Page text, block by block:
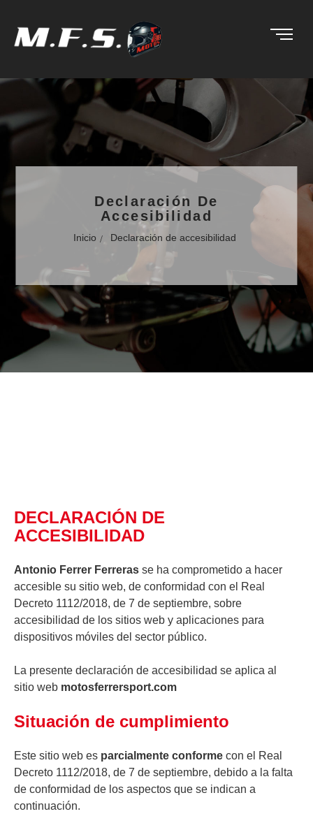
Declaración De
Accesibilidad
Inicio Declaración de accesibilidad
DECLARACIÓN DE
ACCESIBILIDAD
Antonio Ferrer Ferreras se ha comprometido a hacer
accesible su sitio web, de conformidad con el Real
Decreto 1112/2018, de 7 de septiembre, sobre
accesibilidad de los sitios web y aplicaciones para
dispositivos móviles del sector público.
La presente declaración de accesibilidad se aplica al
sitio web motosferrersport.com
Situación de cumplimiento
Este sitio web es parcialmente conforme con el Real
Decreto 1112/2018, de 7 de septiembre, debido a la falta
de conformidad de los aspectos que se indican a
continuación.